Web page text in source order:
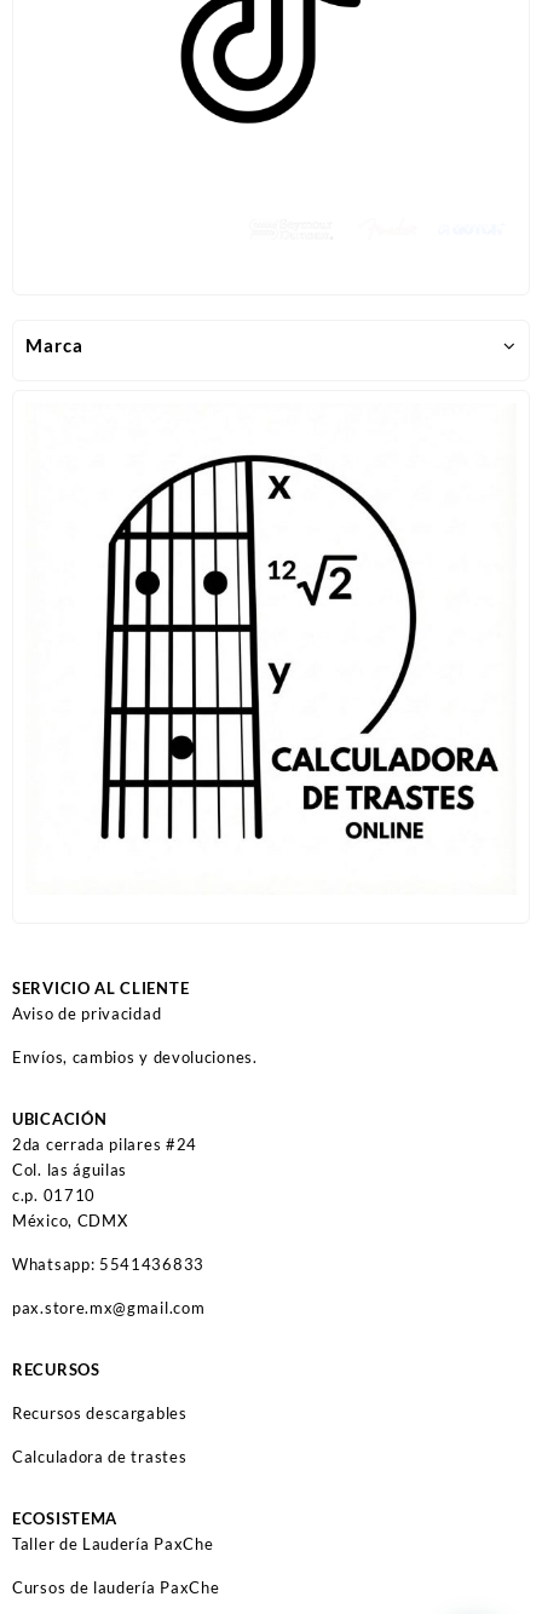
Marca
SERVICIO AL CLIENTE
Aviso de privacidad
Envíos, cambios y devoluciones.
UBICACIÓN
2da cerrada pilares #24
Col. las águilas
c.p. 01710
México, CDMX
Whatsapp: 5541436833
pax.store.mx@gmail.com
RECURSOS
Recursos descargables
Calculadora de trastes
ECOSISTEMA
Taller de Laudería PaxChe
Cursos de laudería PaxChe